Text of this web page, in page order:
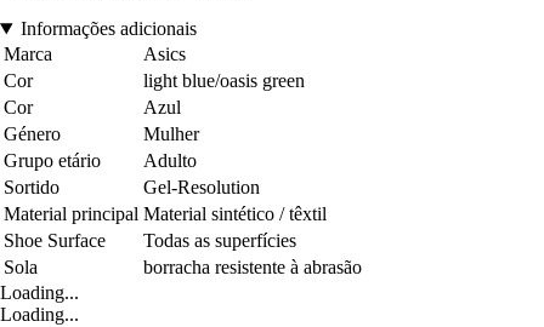
Informações adicionais
Marca
Asics
Cor
light blue/oasis green
Cor
Azul
Género
Mulher
Grupo etário
Adulto
Sortido
Gel-Resolution
Material principal Material sintético / têxtil
Shoe Surface
Todas as superfícies
Sola
borracha resistente à abrasão
Loading...
Loading...